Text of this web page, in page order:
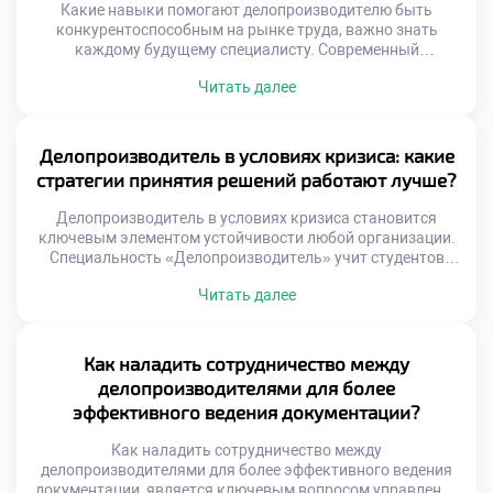
Какие навыки помогают делопроизводителю быть
конкурентоспособным на рынке труда, важно знать
каждому будущему специалисту. Современный
операций, а универсального сотрудника. Конкуренция за
кандидата среди сотен других соискателей. Рынок труда
динамично меняется под влиянием цифровых технологий
и новых стандартов. […]
Читать далее
Делопроизводитель в условиях кризиса: какие
стратегии принятия решений работают лучше?
Делопроизводитель в условиях кризиса становится
ключевым элементом устойчивости любой организации.
Специальность «Делопроизводитель» учит студентов
внешним условиям. Грамотные решения специалиста
документы в техникум для получения антикризисных
компетенций. Образовательная программа моделирует
стрессовые ситуации управления информацией. Будущие
профессионалы учатся принимать взвешенные решения
Читать далее
Как наладить сотрудничество между
делопроизводителями для более
эффективного ведения документации?
Как наладить сотрудничество между
делопроизводителями для более эффективного ведения